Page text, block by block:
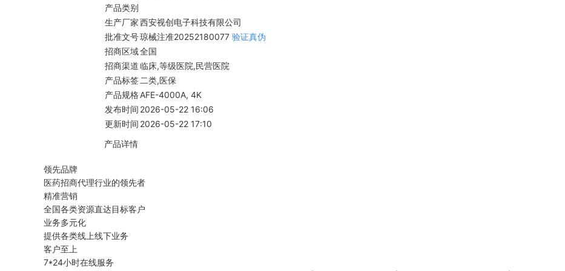
产品类别
生产厂家西安视创电子科技有限公司
批准文号琼械注准20252180077 验证真伪
招商区域全国
招商渠道临床,等级医院,民营医院
产品标签 二类,医保
产品规格AFE-4000A, 4K
发布时间 2026-05-22 16:06
更新时间 2026-05-22 17:10
产品详情
领先品牌
医药招商代理行业的领先者
精准营销
全国各类资源直达目标客户
业务多元化
提供各类线上线下业务
客户至上
7*24小时在线服务